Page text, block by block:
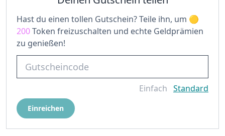
Hast du einen tollen Gutschein? Teile ihn, um
200Token freizuschalten und echte Geldprämien
zu genießen!
Einfach Standard
Einreichen